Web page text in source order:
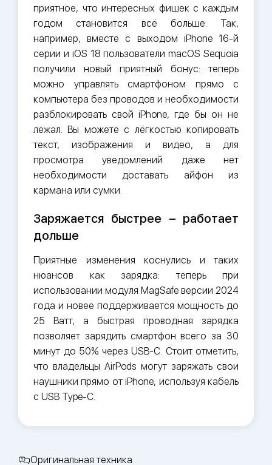
приятное, что интересных фишек с каждым
годом становится всё больше. Так,
например, вместе с выходом iPhone 16-й
серии и iOS 18 пользователи macOS Sequoia
получили новый приятный бонус: теперь
можно управлять смартфоном прямо с
компьютера без проводов и необходимости
разблокировать свой iPhone, где бы он не
лежал. Вы можете с лёгкостью копировать
текст, изображения и видео, а для
просмотра уведомлений даже нет
необходимости доставать айфон из
кармана или сумки.
Заряжается быстрее – работает
дольше
Приятные изменения коснулись и таких
нюансов как зарядка: теперь при
использовании модуля MagSafe версии 2024
года и новее поддерживается мощность до
25 Ватт, а быстрая проводная зарядка
позволяет зарядить смартфон всего за 30
минут до 50% через USB-C. Стоит отметить,
что владельцы AirPods могут заряжать свои
наушники прямо от iPhone, используя кабель
с USB Type-C.
Оригинальная техника